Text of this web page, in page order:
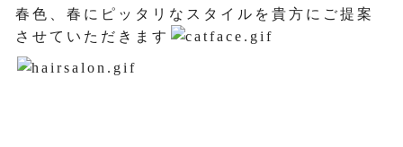
春色、春にピッタリなスタイルを貴方にご提案
させていただきます